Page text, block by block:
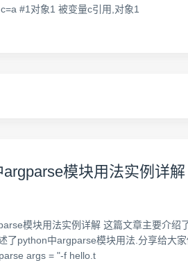
#1对象1 被变量c引用,对象1
argparse模块用法实例详解
模块用法实例详解 这篇文章主要介
了python中argparse模块用法.分享给大
args = "-f hello.t